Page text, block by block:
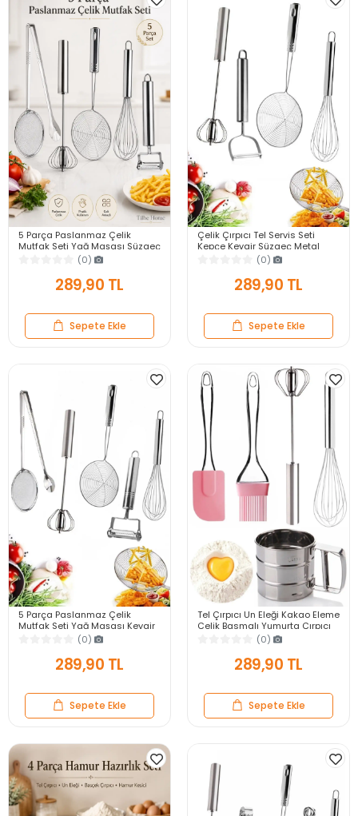
5 Parça Paslanmaz Çelik
Mutfak Seti Yağ Maşası Süzgeç
Kevgir Kepçe Basçek Çırpıcı Tel
Çırpıcı Patates Soyacak
(0)
289,90 TL
Sepete Ekle
Çelik Çırpıcı Tel Servis Seti
Kepçe Kevgir Süzgeç Metal
Patates Soyacağı Basmalı
Yumurta Çırpıcısı
(0)
289,90 TL
Sepete Ekle
5 Parça Paslanmaz Çelik
Mutfak Seti Yağ Maşası Kevgir
Kepçe Tel Çırpıcı Patates Sebze
(0)
289,90 TL
Sepete Ekle
Tel Çırpıcı Un Eleği Kakao Eleme
Çelik Basmalı Yumurta Çırpıcı
Silikon Yağ Fırçası Silikon
(0)
289,90 TL
Sepete Ekle